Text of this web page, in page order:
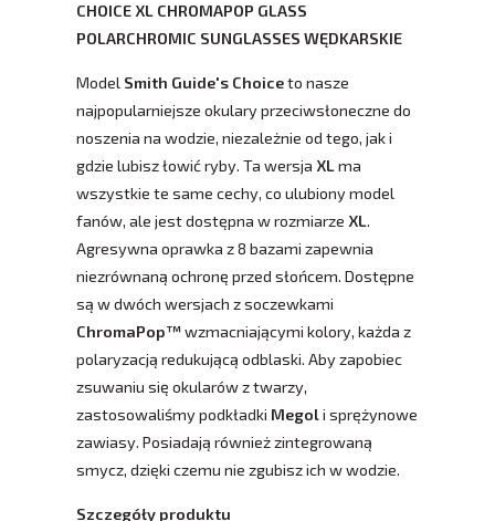
CHOICE XL CHROMAPOP GLASS
POLARCHROMIC SUNGLASSES WĘDKARSKIE
Model Smith Guide's Choiceto nasze
najpopularniejsze okulary przeciwsłoneczne do
noszenia na wodzie, niezależnie od tego, jak i
gdzie lubisz łowić ryby. Ta wersja XL ma
wszystkie te same cechy, co ulubiony model
fanów, ale jest dostępna w rozmiarze XL.
Agresywna oprawka z 8 bazami zapewnia
niezrównaną ochronę przed słońcem. Dostępne
są w dwóch wersjach z soczewkami
ChromaPop™wzmacniającymi kolory, każda z
polaryzacją redukującą odblaski. Aby zapobiec
zsuwaniu się okularów z twarzy,
zastosowaliśmy podkładki Megoli sprężynowe
zawiasy. Posiadają również zintegrowaną
smycz, dzięki czemu nie zgubisz ich w wodzie.
Szczegóły produktu